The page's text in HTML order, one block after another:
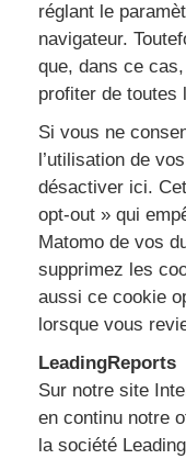
réglant le
navigateur.
que, dans ce
profiter de toutes
Si vous ne
l’utilisation de
désactiver ici.
opt-out » qui
Matomo de vos
supprimez les
aussi ce cookie
lorsque vous
LeadingReports
Sur notre site
en continu notre
la société